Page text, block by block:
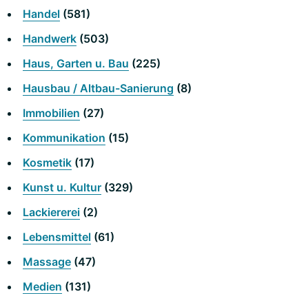
Handel (581)
Handwerk (503)
Haus, Garten u. Bau (225)
Hausbau / Altbau-Sanierung (8)
Immobilien (27)
Kommunikation (15)
Kosmetik (17)
Kunst u. Kultur (329)
Lackiererei (2)
Lebensmittel (61)
Massage (47)
Medien (131)